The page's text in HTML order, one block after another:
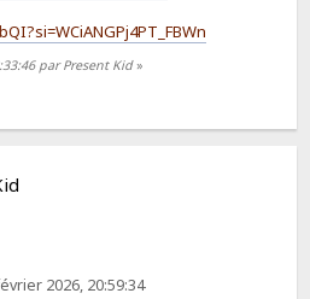
par Present Kid»
2026, 20:59:34